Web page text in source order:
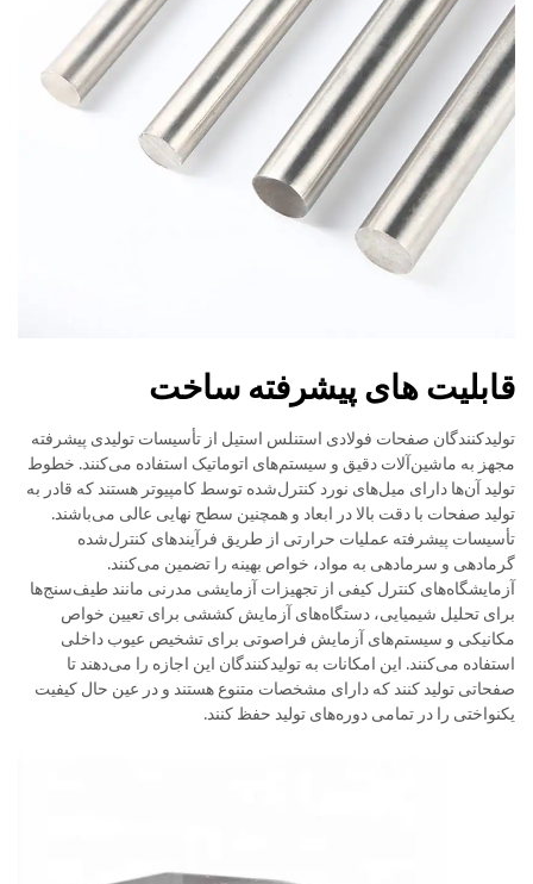
قابلیت های پیشرفته ساخت
تولیدکنندگان صفحات فولادی استنلس استیل از تأسیسات تولیدی پیشرفته
مجهز به ماشین‌آلات دقیق و سیستم‌های اتوماتیک استفاده می‌کنند. خطوط
تولید آن‌ها دارای میل‌های نورد کنترل‌شده توسط کامپیوتر هستند که قادر به
تولید صفحات با دقت بالا در ابعاد و همچنین سطح نهایی عالی می‌باشند.
تأسیسات پیشرفته عملیات حرارتی از طریق فرآیندهای کنترل‌شده
گرمادهی و سرمادهی به مواد، خواص بهینه را تضمین می‌کنند.
آزمایشگاه‌های کنترل کیفی از تجهیزات آزمایشی مدرنی مانند طیف‌سنج‌ها
برای تحلیل شیمیایی، دستگاه‌های آزمایش کششی برای تعیین خواص
مکانیکی و سیستم‌های آزمایش فراصوتی برای تشخیص عیوب داخلی
استفاده می‌کنند. این امکانات به تولیدکنندگان این اجازه را می‌دهند تا
صفحاتی تولید کنند که دارای مشخصات متنوع هستند و در عین حال کیفیت
یکنواختی را در تمامی دوره‌های تولید حفظ کنند.